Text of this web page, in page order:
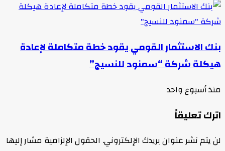
بنك الاستثمار القومي يقود خطة متكاملة لإعادة
هيكلة شركة “سمنود للنسيج”
منذ أسبوع واحد
اترك تعليقاً
لن يتم نشر عنوان بريدك الإلكتروني. الحقول الإلزامية مشار إليها